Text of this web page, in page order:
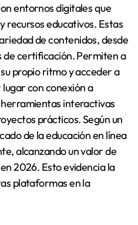
entornos digitales que
recursos educativos. Estas
de contenidos, desde
certificación. Permiten a
propio ritmo y acceder a
con conexión a
interactivas
prácticos. Según un
de la educación en línea
alcanzando un valor de
2026. Esto evidencia la
plataformas en la